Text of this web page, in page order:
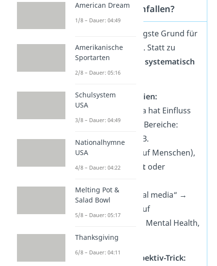
Argumente einfallen?
Das ist der häufigste Grund für
fehlende Punkte. Statt zu
verzweifeln, gehsystematisch
vor:
Denk in Kategorien:
Fast jedes Thema hat Einfluss
auf einen dieser Bereiche:
Gesellschaft
(z. B.
Auswirkungen auf Menschen),
Bildung,Umwelt oder
➡️Beispiel:
„Social media“ →
Auswirkungen auf
Kommunikation, Mental Health,
Information
Nutze den Perspektiv-Trick:
American Dream
1/8 – Dauer: 04:49
Amerikanische
Sportarten
2/8 – Dauer: 05:16
Schulsystem
USA
3/8 – Dauer: 04:49
Nationalhymne
USA
4/8 – Dauer: 04:22
Melting Pot &
Salad Bowl
5/8 – Dauer: 05:17
Thanksgiving
6/8 – Dauer: 04:11